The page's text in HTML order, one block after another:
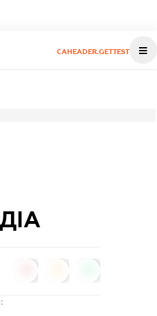
CAHEADER.GETTEST